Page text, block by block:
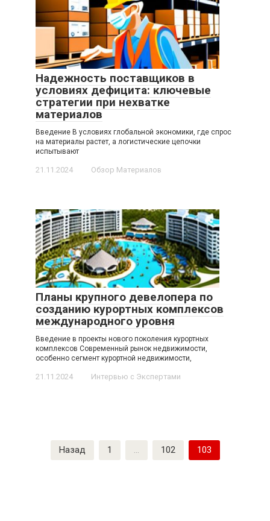
Надежность поставщиков в
условиях дефицита: ключевые
стратегии при нехватке
материалов
Введение В условиях глобальной экономики, где спрос
на материалы растет, а логистические цепочки
испытывают
21.11.2024 Обзор Материалов
Планы крупного девелопера по
созданию курортных комплексов
международного уровня
Введение в проекты нового поколения курортных
комплексов Современный рынок недвижимости,
особенно сегмент курортной недвижимости,
21.11.2024 Интервью с Экспертами
Назад 1 102 103